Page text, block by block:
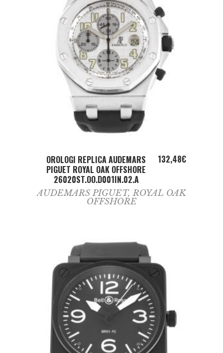
ADD TO CART
OROLOGI REPLICA AUDEMARS
PIGUET ROYAL OAK OFFSHORE
26020ST.OO.D001IN.02.A
132,48€
AUDEMARS PIGUET, ROYAL OAK
OFFSHORE